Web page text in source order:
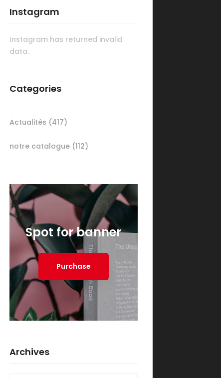
Instagram
Instagram has returned invalid
data.
Categories
Actualités (417)
notre catalogue (112)
Spot for banner
Purchase
Archives